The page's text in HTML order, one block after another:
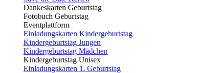
Dankeskarten Geburtstag
Fotobuch Geburtstag
Eventplattform
Einladungskarten Kindergeburtstag
Kindergeburtstag Jungen
Kindergeburtstag Mädchen
Kindergeburtstag Unisex
Einladungskarten 1. Geburtstag